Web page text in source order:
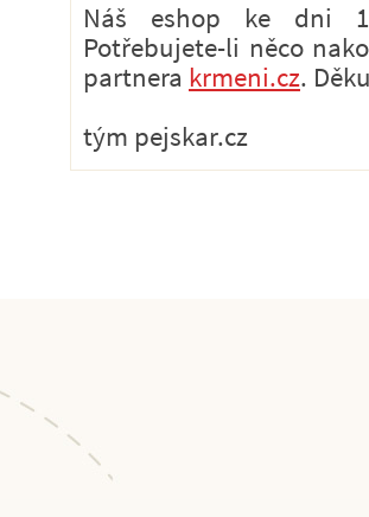
Náš eshop ke dni
Potřebujete-li něco
partnera krmeni.cz.
tým pejskar.cz